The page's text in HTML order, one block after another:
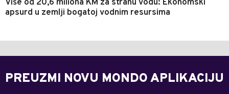
Više od 20,6 miliona KM za stranu vodu: Ekonomski
apsurd u zemlji bogatoj vodnim resursima
PREUZMI NOVU MONDO APLIKACIJU